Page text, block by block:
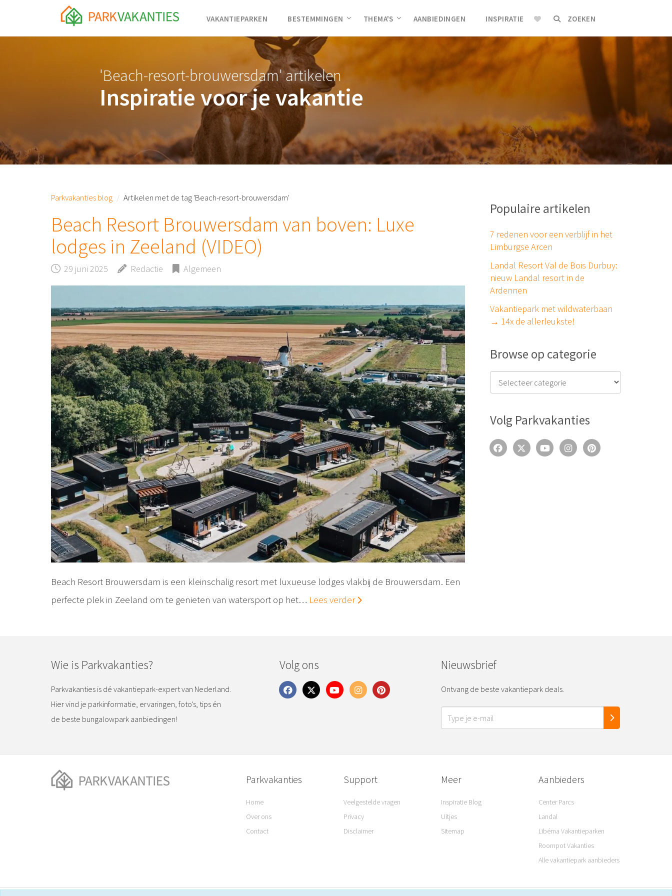
VAKANTIEPARKEN BESTEMMINGEN THEMA'S AANBIEDINGEN INSPIRATIE ZOEKEN
'Beach-resort-brouwersdam' artikelen
Inspiratie voor je vakantie
Parkvakanties blog Artikelen met de tag 'Beach-resort-brouwersdam'
Beach Resort Brouwersdam van boven: Luxe
lodges in Zeeland (VIDEO)
29 juni 2025 Redactie Algemeen
Beach Resort Brouwersdam is een kleinschalig resort met luxueuse lodges vlakbij de Brouwersdam. Een
perfecte plek in Zeeland om te genieten van watersport op het… Lees verder
Populaire artikelen
7 redenen voor een verblijf in het
Limburgse Arcen
Landal Resort Val de Bois Durbuy:
nieuw Landal resort in de
Ardennen
Vakantiepark met wildwaterbaan
→ 14x de allerleukste!
Browse op categorie
Volg Parkvakanties
Wie is Parkvakanties?
Parkvakanties is dé vakantiepark-expert van Nederland.
Hier vind je parkinformatie, ervaringen, foto's, tips én
de beste bungalowpark aanbiedingen!
Volg ons Nieuwsbrief
Ontvang de beste vakantiepark deals.
Parkvakanties
Home
Over ons
Contact
Support
Veelgestelde vragen
Privacy
Disclaimer
Meer
Inspiratie Blog
Uitjes
Sitemap
Aanbieders
Center Parcs
Landal
Libéma Vakantieparken
Roompot Vakanties
Alle vakantiepark aanbieders